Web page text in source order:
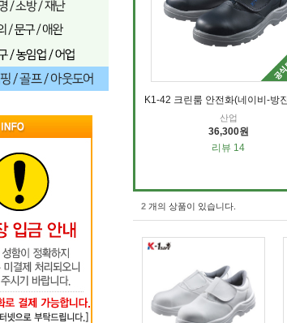
K1-42 크린룸 안전화(네이비-방
산업
36,300원
리뷰 14
2 개의 상품이 있습니다.